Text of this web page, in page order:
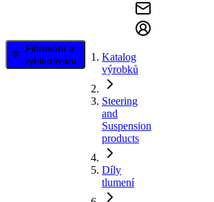
Filtrování a
vyhledávání
Katalog
výrobků
Steering
and
Suspension
products
Díly
tlumení